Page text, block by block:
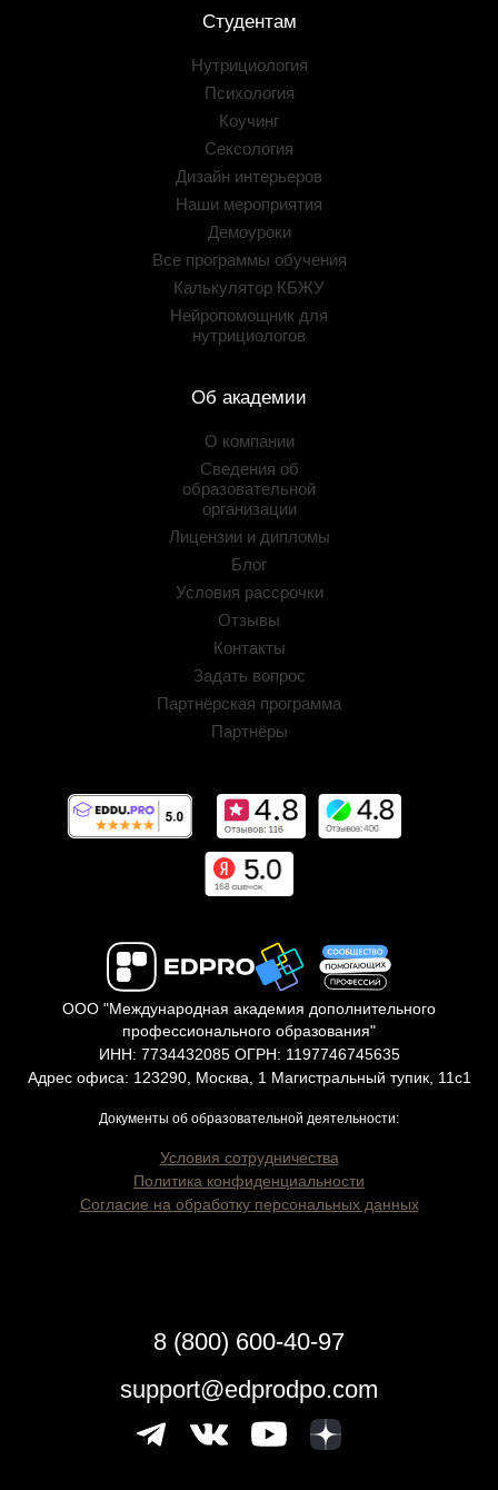
Студентам
Нутрициология
Психология
Коучинг
Сексология
Дизайн интерьеров
Наши мероприятия
Демоуроки
Все программы обучения
Калькулятор КБЖУ
Нейропомощник для
нутрициологов
Об академии
О компании
Сведения об
образовательной
организации
Лицензии и дипломы
Блог
Условия рассрочки
Отзывы
Контакты
Задать вопрос
Партнёрская программа
Партнёры
ООО "Международная академия дополнительного
профессионального образования"
ИНН: 7734432085 ОГРН: 1197746745635
Адрес офиса: 123290, Москва, 1 Магистральный тупик, 11с1
Документы об образовательной деятельности:
Условия сотрудничества
Политика конфиденциальности
Согласие на обработку персональных данных
8 (800) 600-40-97
support@edprodpo.com